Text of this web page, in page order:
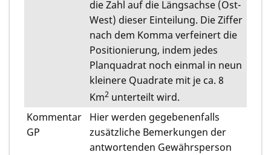
die Zahl auf die Längsachse (Ost-
West) dieser Einteilung. Die Ziffer
nach dem Komma verfeinert die
Positionierung, indem jedes
Planquadrat noch einmal in neun
kleinere Quadrate mit je ca. 8
Km2 unterteilt wird.
Kommentar
GP
Hier werden gegebenenfalls
zusätzliche Bemerkungen der
antwortenden Gewährsperson